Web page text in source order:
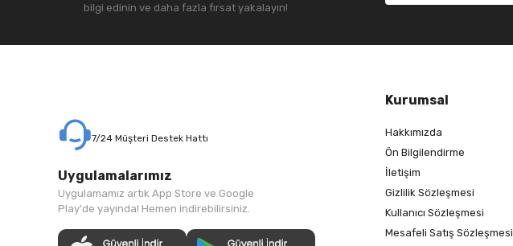
bilgi edinin ve daha fazla fırsat yakalayın!
7/24 Müşteri Destek Hattı
Uygulamalarımız
Uygulamamız artık App Store ve Google
Play'de yayında! Hemen indirebilirsiniz.
Kurumsal
Hakkımızda
Ön Bilgilendirme
İletişim
Gizlilik Sözleşmesi
Kullanıcı Sözleşmesi
Mesafeli Satış Sözleşmesi